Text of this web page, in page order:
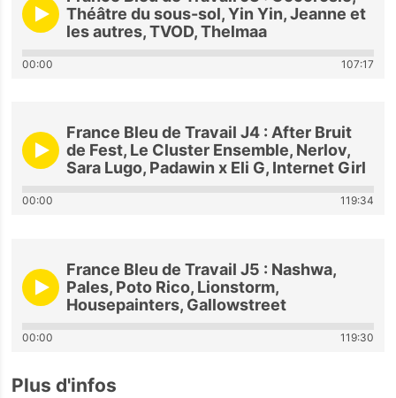
Théâtre du sous-sol, Yin Yin, Jeanne et
les autres, TVOD, Thelmaa
00:00 107:17
France Bleu de Travail J4 : After Bruit
de Fest, Le Cluster Ensemble, Nerlov,
Sara Lugo, Padawin x Eli G, Internet Girl
00:00 119:34
France Bleu de Travail J5 : Nashwa,
Pales, Poto Rico, Lionstorm,
Housepainters, Gallowstreet
00:00 119:30
Plus d'infos